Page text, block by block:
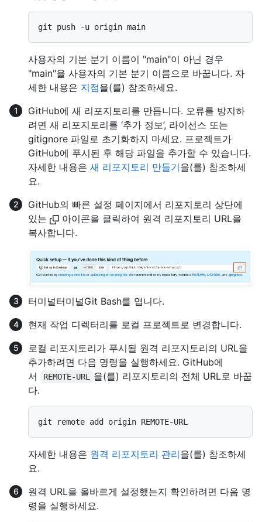
사용자의 기본 분기 이름이 "main"이 아닌 경우
"main"을 사용자의 기본 분기 이름으로 바꿉니다. 자
세한 내용은 지점을(를) 참조하세요.
GitHub에 새 리포지토리를 만듭니다. 오류를 방지하
려면 새 리포지토리를 ‘추가 정보’, 라이선스 또는
gitignore 파일로 초기화하지 마세요. 프로젝트가
GitHub에 푸시된 후 해당 파일을 추가할 수 있습니다.
자세한 내용은 새 리포지토리 만들기을(를) 참조하세
요.
GitHub의 빠른 설정 페이지에서 리포지토리 상단에
있는
아이콘을 클릭하여 원격 리포지토리 URL을
복사합니다.
터미널터미널Git Bash를 엽니다.
현재 작업 디렉터리를 로컬 프로젝트로 변경합니다.
로컬 리포지토리가 푸시될 원격 리포지토리의 URL을
추가하려면 다음 명령을 실행하세요. GitHub에
서
REMOTE-URL
을(를) 리포지토리의 전체 URL로 바꿉
다.
자세한 내용은 원격 리포지토리 관리을(를) 참조하세
요.
원격 URL을 올바르게 설정했는지 확인하려면 다음 명
령을 실행하세요.